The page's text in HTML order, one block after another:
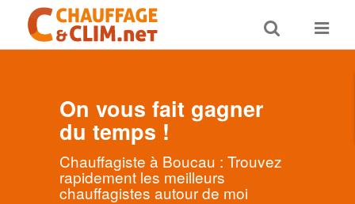
Toggle
search
Toggle
On vous fait gagner
du temps !
Chauffagiste à Boucau : Trouvez
rapidement les meilleurs
chauffagistes autour de moi